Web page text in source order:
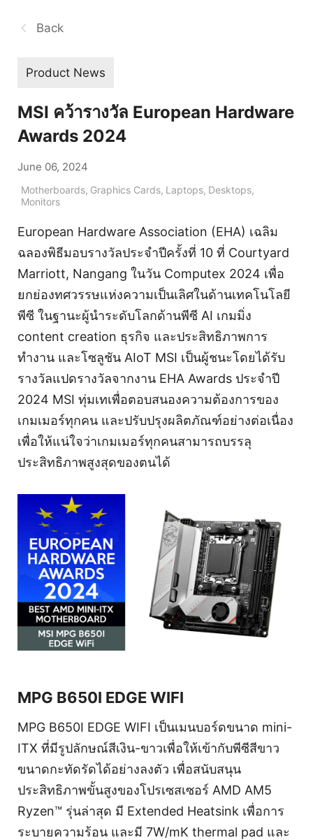
Back
Product News
MSI คว้ารางวัล European Hardware
Awards 2024
June 06, 2024
Motherboards, Graphics Cards, Laptops, Desktops,
Monitors
European Hardware Association (EHA) เฉลิม
ฉลองพิธีมอบรางวัลประจำปีครั้งที่ 10 ที่ Courtyard
Marriott, Nangang ในวัน Computex 2024 เพื่อ
ยกย่องทศวรรษแห่งความเป็นเลิศในด้านเทคโนโลยี
พีซี ในฐานะผู้นำระดับโลกด้านพีซี AI เกมมิ่ง
content creation ธุรกิจ และประสิทธิภาพการ
ทำงาน และโซลูชัน AIoT MSI เป็นผู้ชนะโดยได้รับ
รางวัลแปดรางวัลจากงาน EHA Awards ประจำปี
2024 MSI ทุ่มเทเพื่อตอบสนองความต้องการของ
เกมเมอร์ทุกคน และปรับปรุงผลิตภัณฑ์อย่างต่อเนื่อง
เพื่อให้แน่ใจว่าเกมเมอร์ทุกคนสามารถบรรลุ
ประสิทธิภาพสูงสุดของตนได้
MPG B650I EDGE WIFI
MPG B650I EDGE WIFI เป็นเมนบอร์ดขนาด mini-
ITX ที่มีรูปลักษณ์สีเงิน-ขาวเพื่อให้เข้ากับพีซีสีขาว
ขนาดกะทัดรัดได้อย่างลงตัว เพื่อสนับสนุน
ประสิทธิภาพขั้นสูงของโปรเซสเซอร์ AMD AM5
Ryzen™ รุ่นล่าสุด มี Extended Heatsink เพื่อการ
ระบายความร้อน และมี 7W/mK thermal pad และ